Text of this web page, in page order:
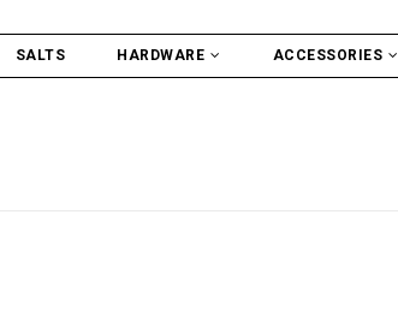
SALTS HARDWARE ACCESSORIES